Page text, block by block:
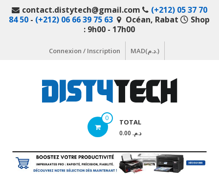
contact.distytech@gmail.com
(+212) 05 37 70
84 50 - (+212) 06 66 39 75 63 Océan, Rabat
Shop
: 9h00 - 17h00
Connexion / Inscription MAD(د.م.)
en
ligne
0 TOTAL
د.م. 0.00